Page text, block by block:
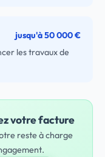
jusqu'à 50 000 €
les travaux de
votre facture
reste à charge